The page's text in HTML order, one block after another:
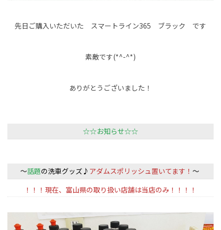
先日ご購入いただいた スマートライン365 ブラック です
素敵です(*^-^*)
ありがとうございました！
☆☆お知らせ☆☆
～話題の洗車グッズ♪ アダムスポリッシュ置いてます！ ～
！！！現在、富山県の取り扱い店舗は当店のみ！！！！